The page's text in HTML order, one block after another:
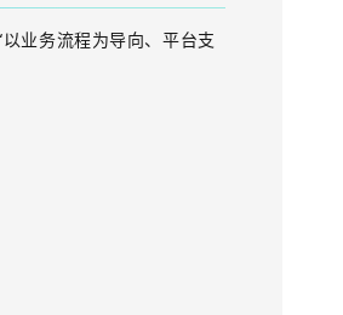
业务流程为导向、平台支